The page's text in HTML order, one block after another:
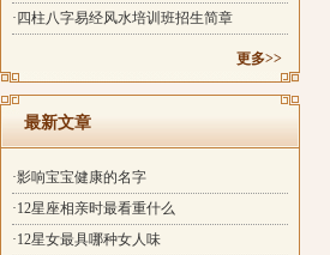
·四柱八字易经风水培训班招生简章
更多>>
最新文章
·影响宝宝健康的名字
·12星座相亲时最看重什么
·12星女最具哪种女人味